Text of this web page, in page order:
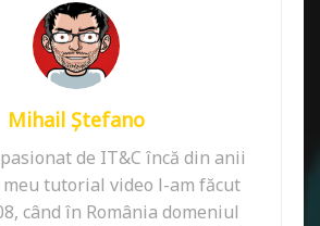
Mihail Ștefano
de IT&C încă din anii
tutorial video l-am făcut
când în România domeniul